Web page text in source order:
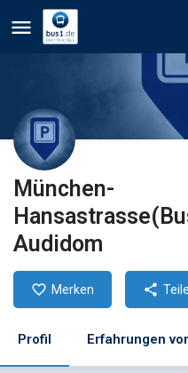
München-
Audidom
Merken
Profil Erfahrungen